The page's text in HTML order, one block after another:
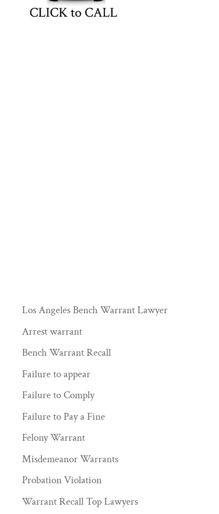
Los Angeles Bench Warrant Lawyer
Arrest warrant
Bench Warrant Recall
Failure to appear
Failure to Comply
Failure to Pay a Fine
Felony Warrant
Misdemeanor Warrants
Probation Violation
Warrant Recall Top Lawyers